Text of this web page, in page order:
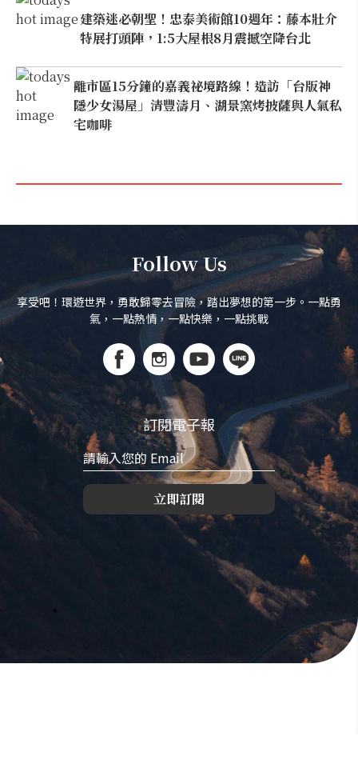
建築迷必朝聖！忠泰美術館10週年：藤本壯介
特展打頭陣，1:5大屋根8月震撼空降台北
離市區15分鐘的嘉義祕境路線！造訪「台版神
隱少女湯屋」清豐濤月、湖景窯烤披薩與人氣私
宅咖啡
Follow Us
享受吧！環遊世界，勇敢歸零去冒險，踏出夢想的第一步。一點勇
氣，一點熱情，一點快樂，一點挑戰
訂閱電子報
立即訂閱